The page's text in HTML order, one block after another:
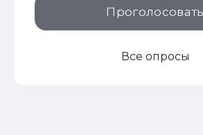
Проголосовать
Все опросы